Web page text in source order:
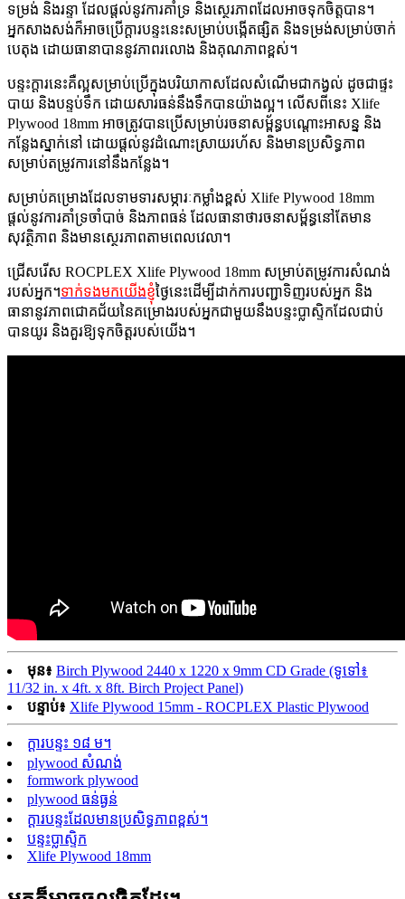
ទម្រង់ និងរន្ទា ដែលផ្តល់នូវការគាំទ្រ និងស្ថេរភាពដែលអាចទុកចិត្តបាន។
អ្នកសាងសង់ក៏អាចប្រើក្តារបន្ទះនេះសម្រាប់បង្កើតផ្សិត និងទម្រង់សម្រាប់ចាក់
បេតុង ដោយធានាបាននូវភាពរលោង និងគុណភាពខ្ពស់។
បន្ទះក្តារនេះគឺល្អសម្រាប់ប្រើក្នុងបរិយាកាសដែលសំណើមជាកង្វល់ ដូចជាផ្ទះ
បាយ និងបន្ទប់ទឹក ដោយសារធន់នឹងទឹកបានយ៉ាងល្អ។ លើសពីនេះ Xlife
Plywood 18mm អាចត្រូវបានប្រើសម្រាប់រចនាសម្ព័ន្ធបណ្តោះអាសន្ន និង
កន្លែងស្នាក់នៅ ដោយផ្តល់នូវដំណោះស្រាយរហ័ស និងមានប្រសិទ្ធភាព
សម្រាប់តម្រូវការនៅនឹងកន្លែង។
សម្រាប់គម្រោងដែលទាមទារសម្ភារៈកម្លាំងខ្ពស់ Xlife Plywood 18mm
ផ្តល់នូវការគាំទ្រចាំបាច់ និងភាពធន់ ដែលធានាថារចនាសម្ព័ន្ធនៅតែមាន
សុវត្ថិភាព និងមានស្ថេរភាពតាមពេលវេលា។
ជ្រើសរើស ROCPLEX Xlife Plywood 18mm សម្រាប់តម្រូវការសំណង់
របស់អ្នក។ទាក់ទងមកយើងខ្ញុំថ្ងៃនេះដើម្បីដាក់ការបញ្ជាទិញរបស់អ្នក និង
ធានានូវភាពជោគជ័យនៃគម្រោងរបស់អ្នកជាមួយនឹងបន្ទះប្លាស្ទិកដែលជាប់
បានយូរ និងគួរឱ្យទុកចិត្តរបស់យើង។
មុន៖ Birch Plywood 2440 x 1220 x 9mm CD Grade (ទូទៅ៖
11/32 in. x 4ft. x 8ft. Birch Project Panel)
បន្ទាប់៖ Xlife Plywood 15mm - ROCPLEX Plastic Plywood
ក្តារបន្ទះ ១៨ ម។
plywood សំណង់
formwork plywood
plywood ធន់ធ្ងន់
ក្តារបន្ទះដែលមានប្រសិទ្ធភាពខ្ពស់។
បន្ទះប្លាស្ទិក
Xlife Plywood 18mm